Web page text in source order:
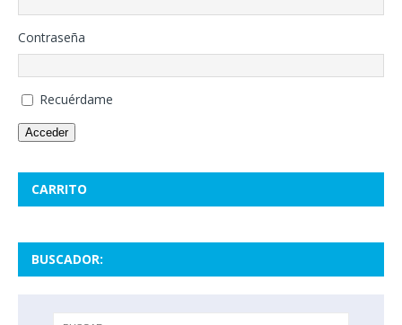
Contraseña
Recuérdame
Acceder
CARRITO
BUSCADOR: